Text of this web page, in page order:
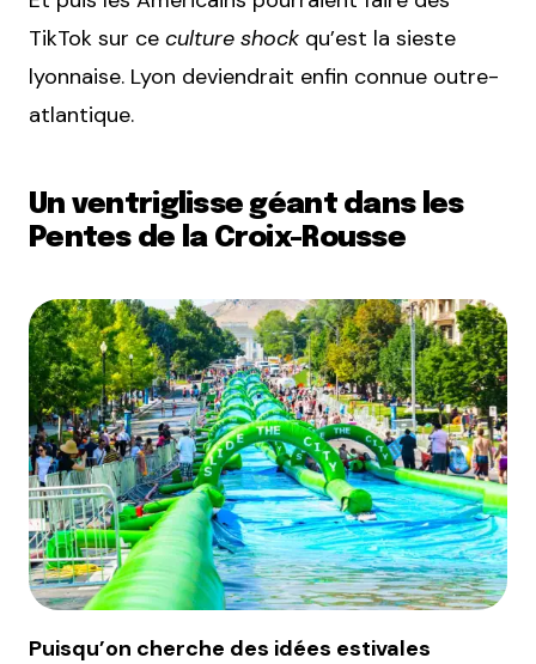
TikTok sur ce culture shock qu’est la sieste
lyonnaise. Lyon deviendrait enfin connue outre-
atlantique.
Un ventriglisse géant dans les
Pentes de la Croix-Rousse
Puisqu’on cherche des idées estivales